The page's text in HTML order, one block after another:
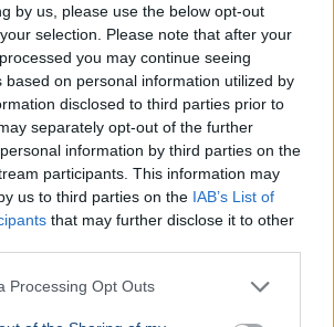
by us, please use the below opt-out
selection. Please note that after your
you may continue seeing
based on personal information utilized by
disclosed to third parties prior to
separately opt-out of the further
information by third parties on the
participants. This information may
us to third parties on the IAB’s List of
that may further disclose it to other
Processing Opt Outs
Irán Gazdaság Hormuzi-szoros
pénzügyminiszter szerint még
születhet Irán és az Egyesült Államok
szoros újranyitásáról.Bővebben...